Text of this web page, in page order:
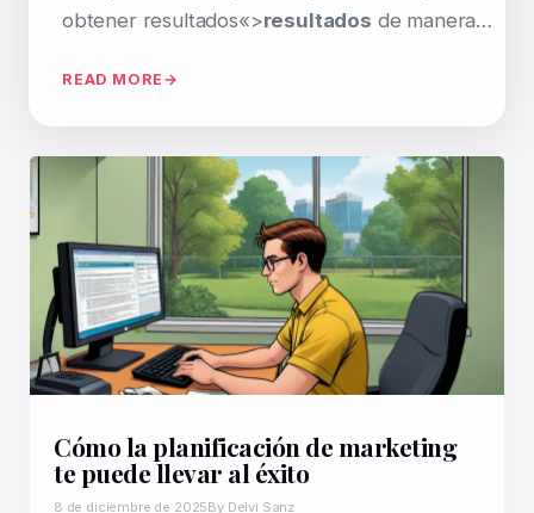
obtener resultados«>resultados de manera…
READ MORE
Cómo la planificación de marketing
te puede llevar al éxito
8 de diciembre de 2025By Deivi Sanz